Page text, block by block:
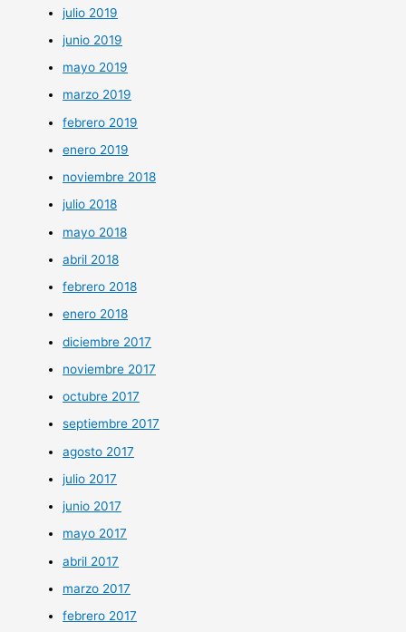
julio 2019
junio 2019
mayo 2019
marzo 2019
febrero 2019
enero 2019
noviembre 2018
julio 2018
mayo 2018
abril 2018
febrero 2018
enero 2018
diciembre 2017
noviembre 2017
octubre 2017
septiembre 2017
agosto 2017
julio 2017
junio 2017
mayo 2017
abril 2017
marzo 2017
febrero 2017